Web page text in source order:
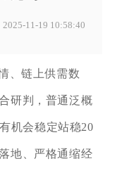
11-19 10:58:40
、链上供需数
研判，普通泛概
机会稳定站稳20
地、严格通缩经